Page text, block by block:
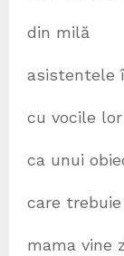
din milă
asistentele
cu vocile
ca unui
care
mama vine